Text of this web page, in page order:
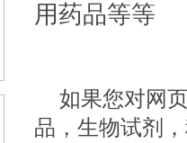
用药品等等
如果您对网
品，生物试剂